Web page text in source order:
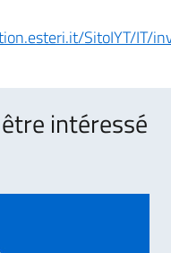
SitoIYT/IT/
intéressé